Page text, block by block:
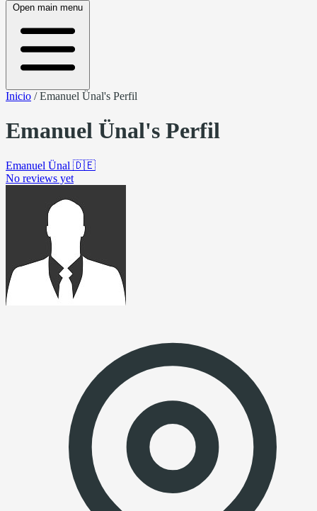
Open main menu
Inicio /Emanuel Ünal's Perfil
Emanuel Ünal's Perfil
Emanuel Ünal 🇩🇪
No reviews yet